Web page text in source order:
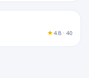
★4.8 · 40